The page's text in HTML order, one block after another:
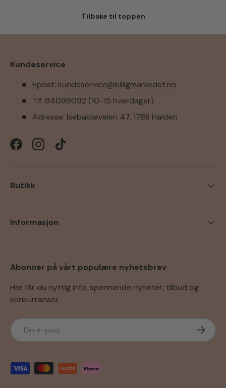
Tilbake til toppen
Kundeservice
Epost: kundeservice@billigmarkedet.no
Tlf: 94099092 (10-15 hverdager)
Adresse: Isebakkeveien 47, 1788 Halden
FacebookInstagramTikTok
Butikk
Informasjon
Abonner på vårt populære nyhetsbrev
Her får du nyttig info, spennende nyheter, tilbud og
konkurranser.
E-post Abonner
Godkjente betalingsmetoder